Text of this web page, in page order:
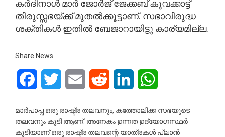
കർദിനാൾ മാർ ജോർജ് ജേക്കബ് കൂവക്കാട്ട്
തിരുസ്സഭയ്ക്ക് മുതൽക്കൂട്ടാണ്. സഭാവിരുദ്ധ
ശക്തികൾ ഇതിൽ ബേജാറായിട്ടു കാര്യമില്ല.
Share News
FacebookTwitter Email Reddit LinkedIn
മാർപാപ്പ ഒരു രാഷ്ട്ര തലവനും, കത്തോലിക്ക സഭയുടെ
തലവനും കൂടി ആണ്. അനേകം ഉന്നത ഉദ്യോഗസ്ഥർ
കൂടിയാണ് ഒരു രാഷ്ട്ര തലവന്റെ യാത്രകൾ പ്ലാൻ